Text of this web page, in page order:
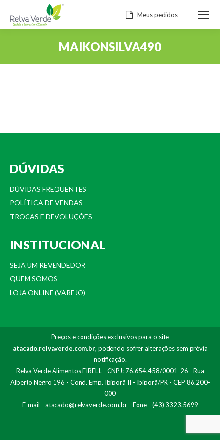
Meus pedidos
MAIKONSILVA490
DÚVIDAS
DÚVIDAS FREQUENTES
POLÍTICA DE VENDAS
TROCAS E DEVOLUÇÕES
INSTITUCIONAL
SEJA UM REVENDEDOR
QUEM SOMOS
LOJA ONLINE (VAREJO)
Preços e condições exclusivos para o site
atacado.relvaverde.com.br, podendo sofrer alterações sem prévia
notificação.
Relva Verde Alimentos EIRELI. - CNPJ: 76.654.458/0001-26 - Rua
Alberto Negro 196 - Cond. Emp. Ibiporã II - Ibiporã/PR - CEP 86.200-
000
E-mail - atacado@relvaverde.com.br- Fone - (43) 3323.5699